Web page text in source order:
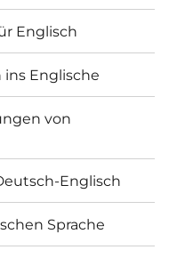
Englisch
Englische
von
Englisch
Sprache